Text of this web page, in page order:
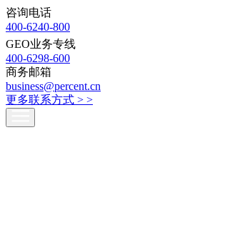
咨询电话
400-6240-800
GEO业务专线
400-6298-600
商务邮箱
business@percent.cn
更多联系方式 > >